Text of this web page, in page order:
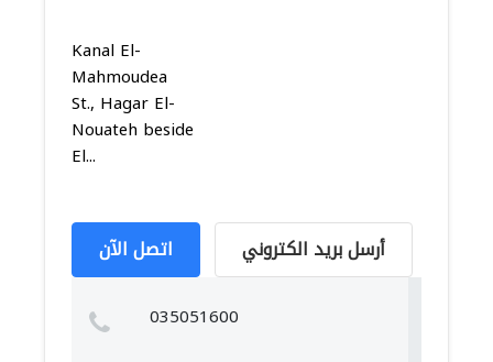
Kanal El-
Mahmoudea
St., Hagar El-
Nouateh beside
El...
اتصل الآن أرسل بريد الكتروني
035051600